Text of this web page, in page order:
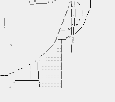
'-ﾟ―‐' '´ ,'i.!ヽ |
/ |.| ! / ３割引の弁当
| / |.|,.' /
/- ''||／
┬'"i!
:::| |
:::::::::::::|
::::::::::|
i::::::::::::::|